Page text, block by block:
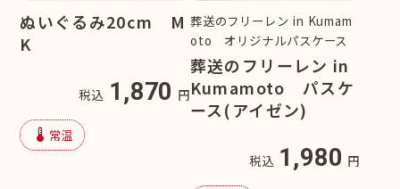
ぬいぐるみ20cm M
K
税込 1,870 円
device_thermostat 常温
葬送のフリーレン in Kumam
oto オリジナルパスケース
葬送のフリーレン in
Kumamoto パスケ
ース(アイゼン)
税込 1,980 円